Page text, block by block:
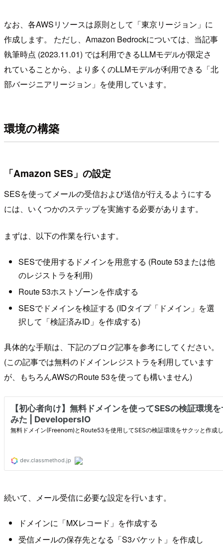
なお、各AWSリソースは原則として「東京リージョン」に
作成します。 ただし、Amazon Bedrockについては、当記事
執筆時点 (2023.11.01) では利用できるLLMモデルが限定さ
れていることから、より多くのLLMモデルが利用できる「北
部バージニアリージョン」を使用しています。
環境の構築
「Amazon SES」の設定
SESを使ってメールの受信および送信が行えるようにする
には、いくつかのステップを実施する必要があります。
まずは、以下の作業を行います。
SESで使用するドメインを用意する (Route 53または他
のレジストラを利用)
Route 53ホストゾーンを作成する
SESでドメインを検証する (IDタイプ「ドメイン」を選
択して「検証済みID」を作成する)
具体的な手順は、下記のブログ記事を参考にしてください。
(この記事では無料のドメインレジストラを利用しています
が、もちろんAWSのRoute 53を使っても構いません)
続いて、メール受信に必要な設定を行います。
ドメインに「MXレコード」を作成する
受信メールの保存先となる「S3バケット」を作成し